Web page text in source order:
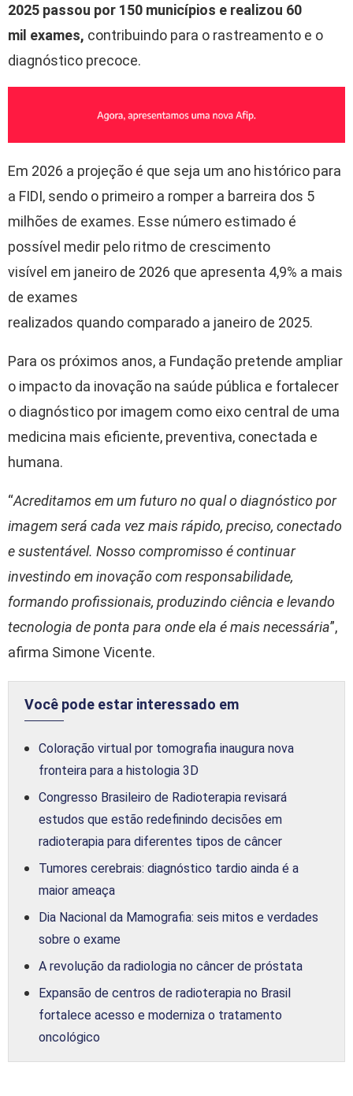
2025 passou por 150 municípios e realizou 60
mil exames, contribuindo para o rastreamento e o
diagnóstico precoce.
Em 2026 a projeção é que seja um ano histórico para
a FIDI, sendo o primeiro a romper a barreira dos 5
milhões de exames. Esse número estimado é
possível medir pelo ritmo de crescimento
visível em janeiro de 2026 que apresenta 4,9% a mais
de exames
realizados quando comparado a janeiro de 2025.
Para os próximos anos, a Fundação pretende ampliar
o impacto da inovação na saúde pública e fortalecer
o diagnóstico por imagem como eixo central de uma
medicina mais eficiente, preventiva, conectada e
humana.
“Acreditamos em um futuro no qual o diagnóstico por
imagem será cada vez mais rápido, preciso, conectado
e sustentável. Nosso compromisso é continuar
investindo em inovação com responsabilidade,
formando profissionais, produzindo ciência e levando
tecnologia de ponta para onde ela é mais necessária”,
afirma Simone Vicente.
Você pode estar interessado em
Coloração virtual por tomografia inaugura nova
fronteira para a histologia 3D
Congresso Brasileiro de Radioterapia revisará
estudos que estão redefinindo decisões em
radioterapia para diferentes tipos de câncer
Tumores cerebrais: diagnóstico tardio ainda é a
maior ameaça
Dia Nacional da Mamografia: seis mitos e verdades
sobre o exame
A revolução da radiologia no câncer de próstata
Expansão de centros de radioterapia no Brasil
fortalece acesso e moderniza o tratamento
oncológico